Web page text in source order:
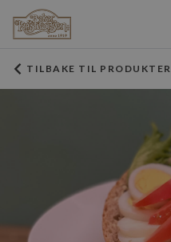
TILBAKE TIL PRODUKTER